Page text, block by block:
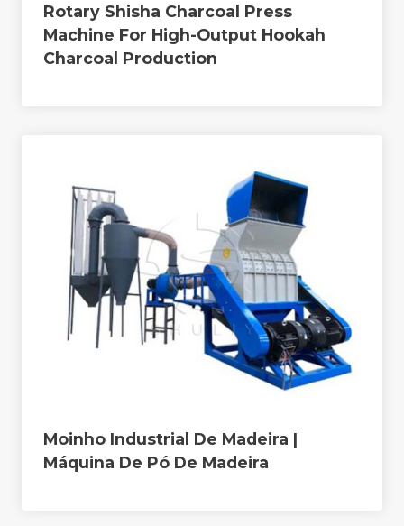
Rotary Shisha Charcoal Press
Machine For High-Output Hookah
Charcoal Production
Moinho Industrial De Madeira |
Máquina De Pó De Madeira